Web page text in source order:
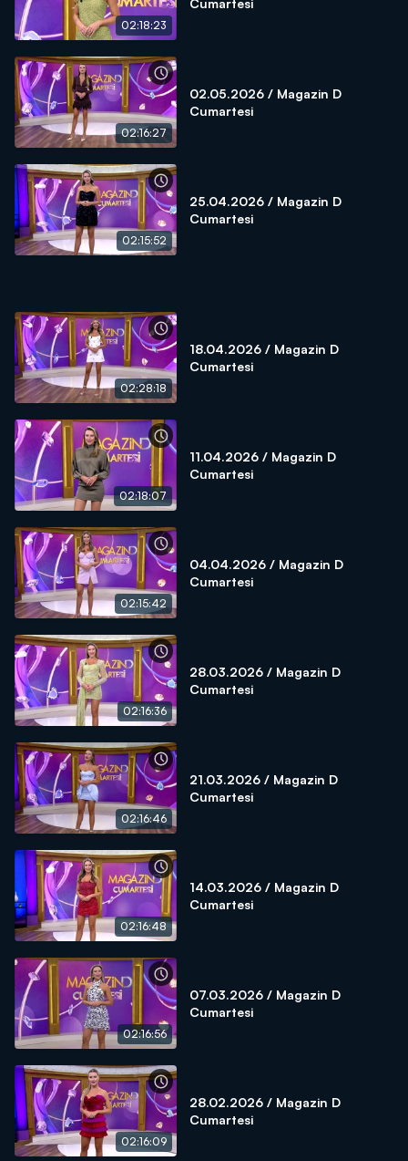
02:18:23
Cumartesi
02:16:27
02.05.2026 / Magazin D
Cumartesi
02:15:52
25.04.2026 / Magazin D
Cumartesi
02:28:18
18.04.2026 / Magazin D
Cumartesi
02:18:07
11.04.2026 / Magazin D
Cumartesi
02:15:42
04.04.2026 / Magazin D
Cumartesi
02:16:36
28.03.2026 / Magazin D
Cumartesi
02:16:46
21.03.2026 / Magazin D
Cumartesi
02:16:48
14.03.2026 / Magazin D
Cumartesi
02:16:56
07.03.2026 / Magazin D
Cumartesi
02:16:09
28.02.2026 / Magazin D
Cumartesi